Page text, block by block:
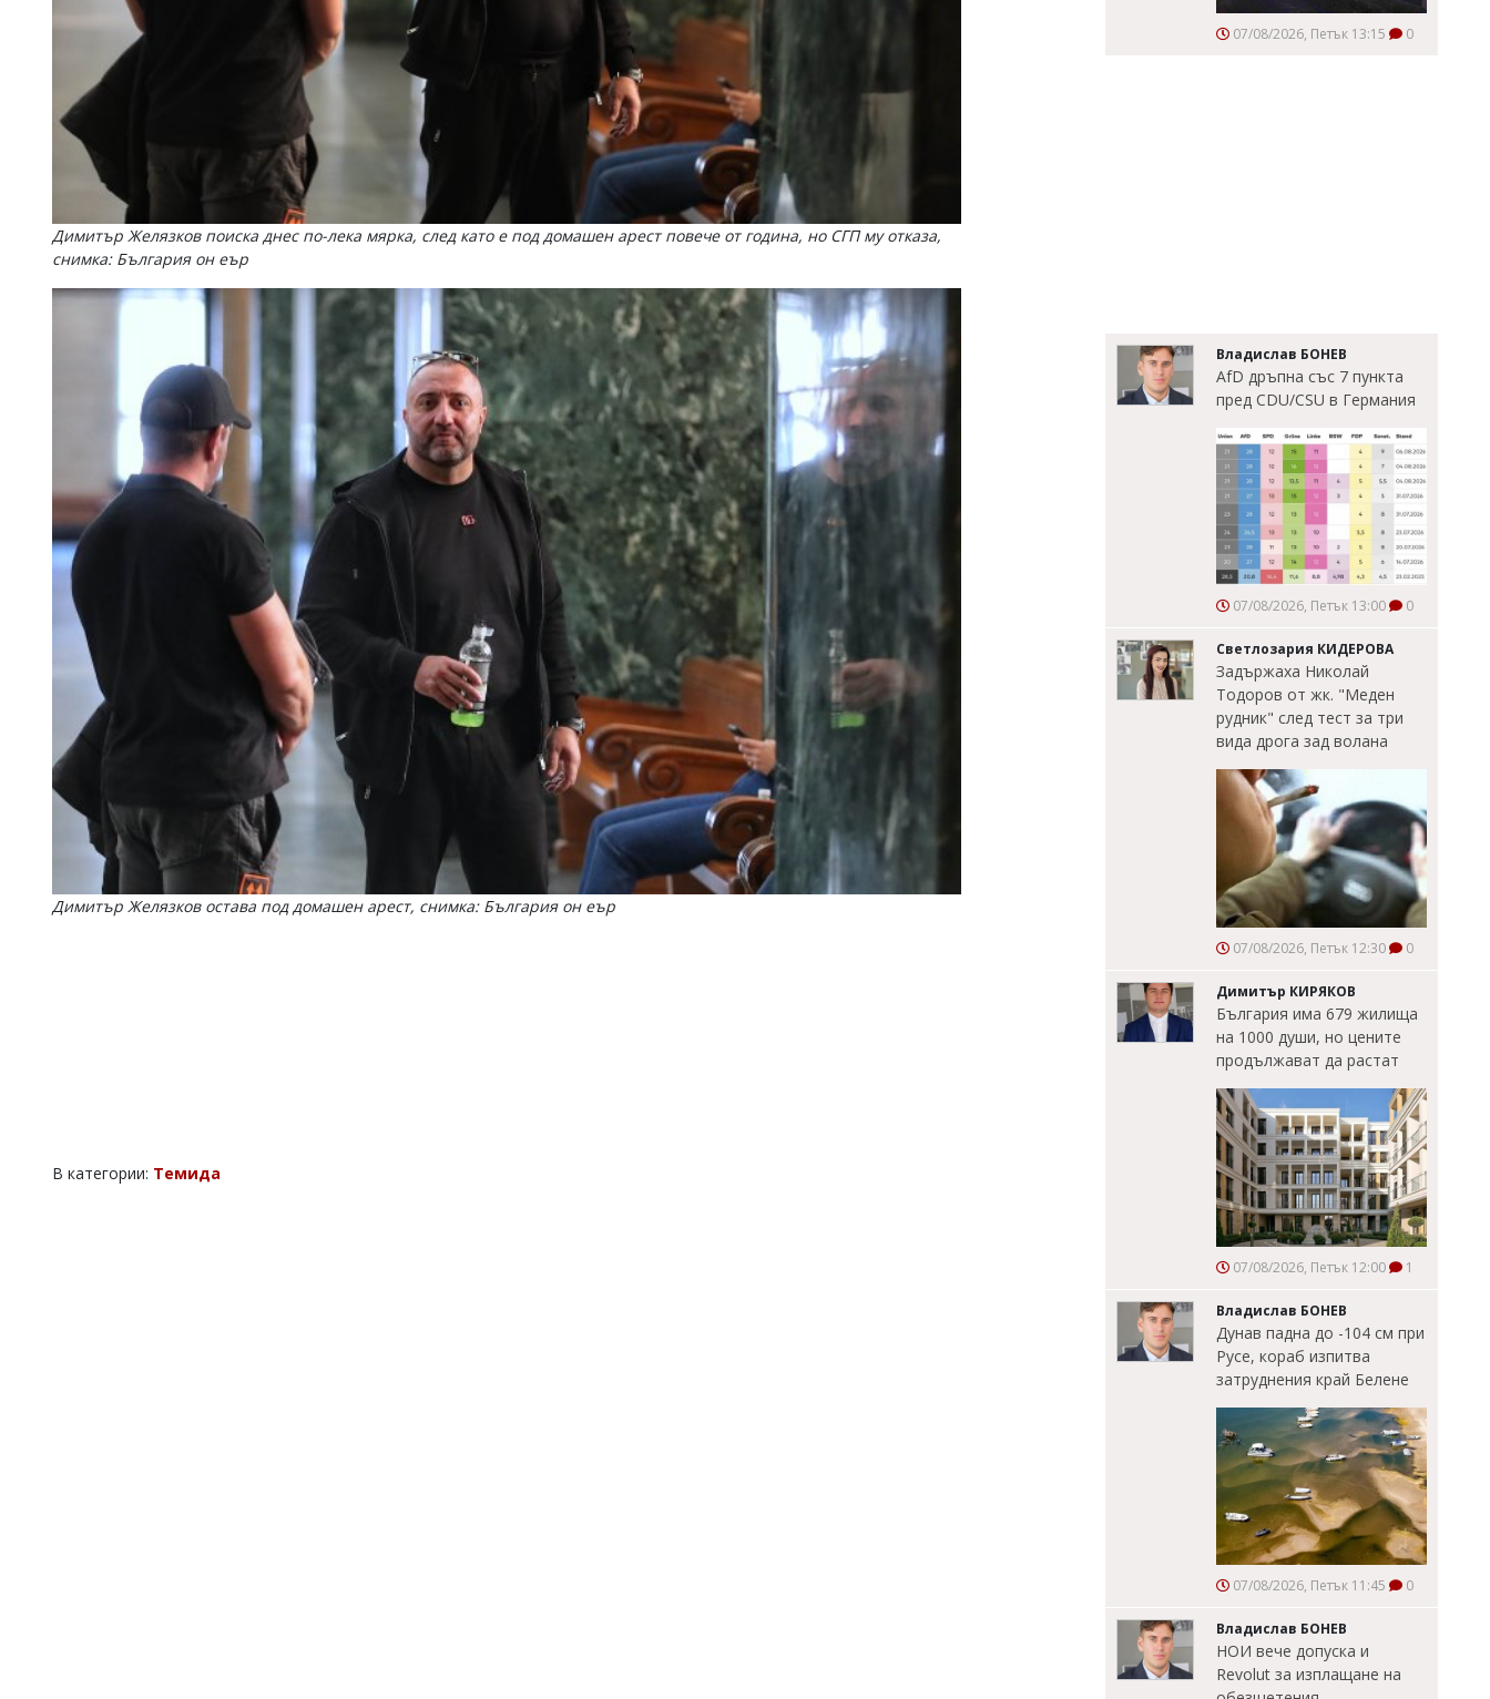
Димитър Желязков поиска днес по-лека мярка, след като е под домашен арест повече от година, но СГП му отказа,
снимка: България он еър
Димитър Желязков остава под домашен арест, снимка: България он еър
В категории: Темида
07/08/2026, Петък 13:15 0
Владислав БОНЕВ
AfD дръпна със 7 пункта
пред CDU/CSU в Германия
07/08/2026, Петък 13:00 0
Светлозария КИДЕРОВА
Задържаха Николай
Тодоров от жк. "Меден
рудник" след тест за три
вида дрога зад волана
07/08/2026, Петък 12:30 0
Димитър КИРЯКОВ
България има 679 жилища
на 1000 души, но цените
продължават да растат
07/08/2026, Петък 12:00 1
Владислав БОНЕВ
Дунав падна до -104 см при
Русе, кораб изпитва
затруднения край Белене
07/08/2026, Петък 11:45 0
Владислав БОНЕВ
НОИ вече допуска и
Revolut за изплащане на